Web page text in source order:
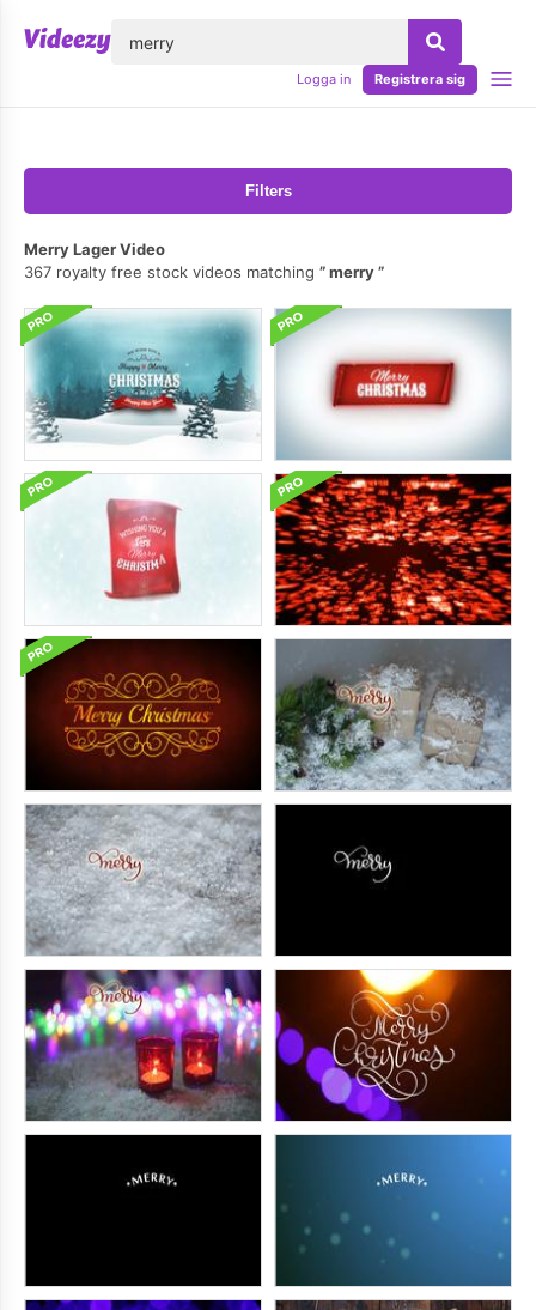
Logga in Registrera sig
Filters
Merry Lager Video
367 royalty free stock videos matching
merry